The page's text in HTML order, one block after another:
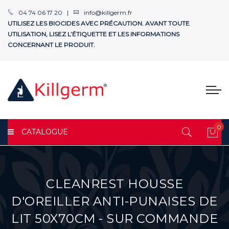
04 74 06 17 20 |
info@killgerm.fr
UTILISEZ LES BIOCIDES AVEC PRÉCAUTION. AVANT TOUTE
UTILISATION, LISEZ L’ÉTIQUETTE ET LES INFORMATIONS
CONCERNANT LE PRODUIT.
CATALOGUE
0
CLEANREST HOUSSE
D'OREILLER ANTI-PUNAISES DE
LIT 50X70CM - SUR COMMANDE